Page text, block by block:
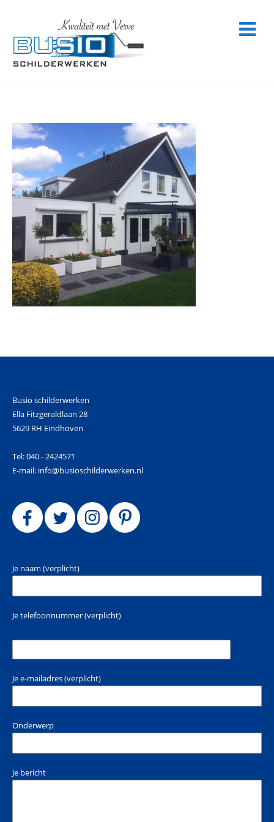
Busio schilderwerken
Ella Fitzgeraldlaan 28
5629 RH Eindhoven
Tel: 040 - 2424571
E-mail: info@busioschilderwerken.nl
Je naam (verplicht)
Je telefoonnummer (verplicht)
Je e-mailadres (verplicht)
Onderwerp
Je bericht